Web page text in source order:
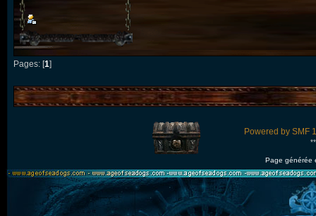
Pages: [1]
Powered by SMF
Page générée